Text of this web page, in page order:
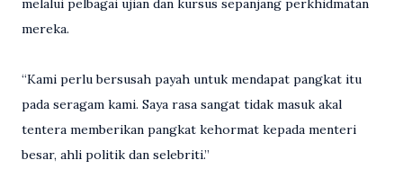
melalui pelbagai ujian dan kursus sepanjang perkhidmatan
mereka.
“Kami perlu bersusah payah untuk mendapat pangkat itu
pada seragam kami. Saya rasa sangat tidak masuk akal
tentera memberikan pangkat kehormat kepada menteri
besar, ahli politik dan selebriti.”